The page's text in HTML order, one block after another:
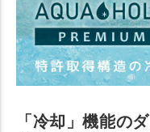
「冷却」機能の